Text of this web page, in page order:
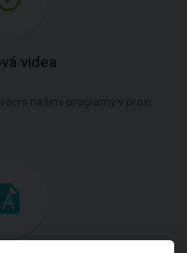
videa
s našimi programy v praxi.